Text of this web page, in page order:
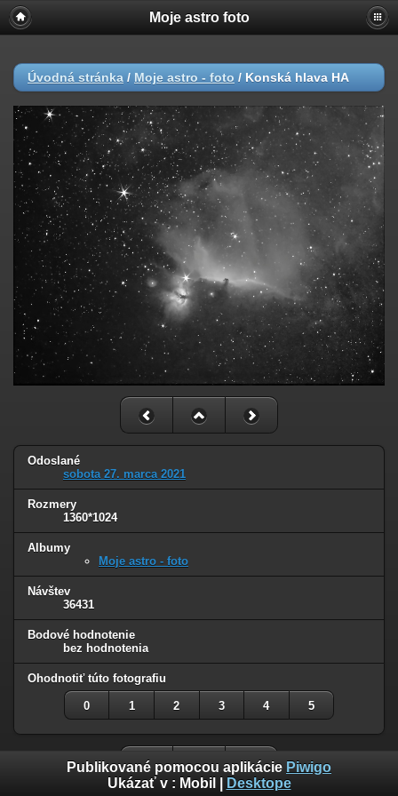
Moje astro foto
Úvodná stránka / Moje astro - foto / Konská hlava HA
Odoslané
sobota 27. marca 2021
Rozmery
1360*1024
Albumy
Moje astro - foto
Návštev
36431
Bodové hodnotenie
bez hodnotenia
Ohodnotiť túto fotografiu
0 1 2 3 4 5
Publikované pomocou aplikácie Piwigo
Ukázať v : Mobil Desktope